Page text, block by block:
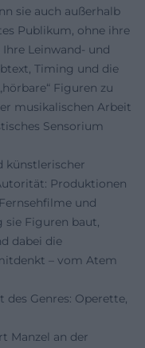
sie auch außerhalb
Publikum, ohne ihre
Leinwand- und
Timing und die
Figuren zu
musikalischen Arbeit
Sensorium
künstlerischer
Produktionen
und
sie Figuren baut,
dabei die
– vom Atem
Genres: Operette,
Manzel an der